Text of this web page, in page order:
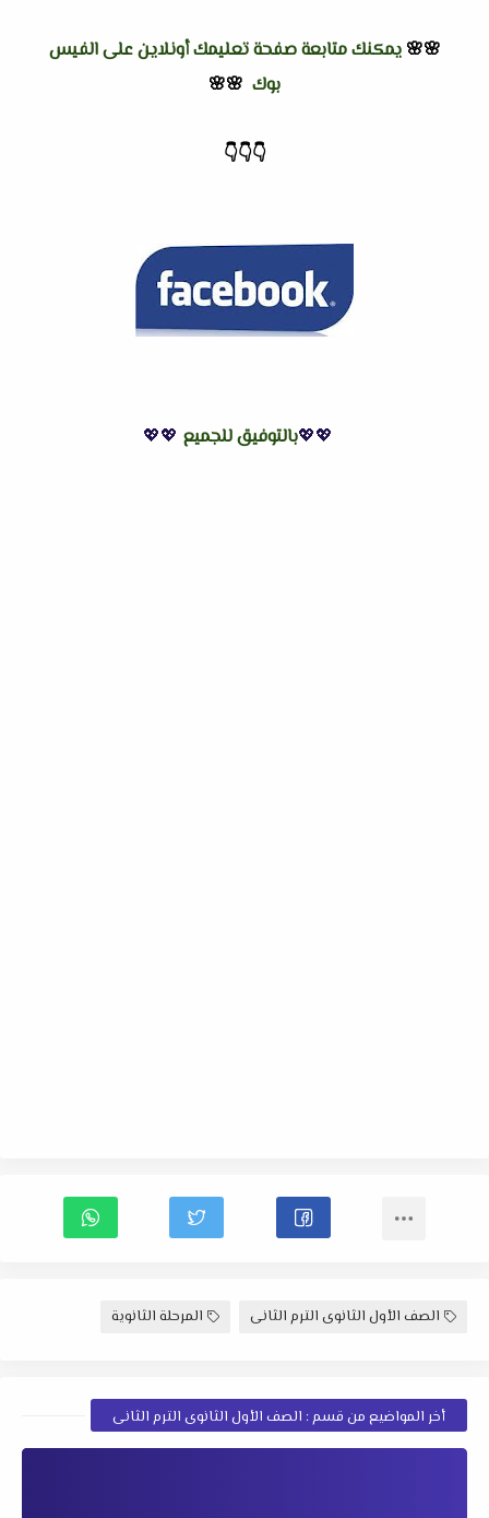
🌸🌸 يمكنك متابعة صفحة تعليمك أونلاين على الفيس
بوك 🌸🌸
👇
👇
👇
💖💖بالتوفيق للجميع 💖💖
الصف الأول الثانوى الترم الثانى المرحلة الثانوية
أخر المواضيع من قسم : الصف الأول الثانوى الترم الثانى